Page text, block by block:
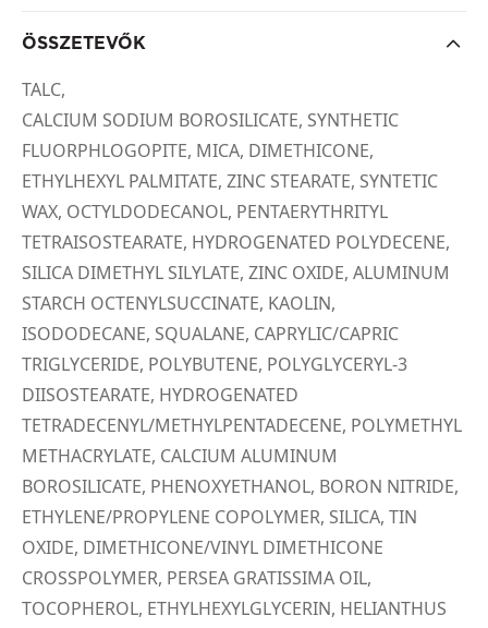
ÖSSZETEVŐK
TALC,
CALCIUM SODIUM BOROSILICATE, SYNTHETIC
FLUORPHLOGOPITE, MICA, DIMETHICONE,
ETHYLHEXYL PALMITATE, ZINC STEARATE, SYNTETIC
WAX, OCTYLDODECANOL, PENTAERYTHRITYL
TETRAISOSTEARATE, HYDROGENATED POLYDECENE,
SILICA DIMETHYL SILYLATE, ZINC OXIDE, ALUMINUM
STARCH OCTENYLSUCCINATE, KAOLIN,
ISODODECANE, SQUALANE, CAPRYLIC/CAPRIC
TRIGLYCERIDE, POLYBUTENE, POLYGLYCERYL-3
DIISOSTEARATE, HYDROGENATED
TETRADECENYL/METHYLPENTADECENE, POLYMETHYL
METHACRYLATE, CALCIUM ALUMINUM
BOROSILICATE, PHENOXYETHANOL, BORON NITRIDE,
ETHYLENE/PROPYLENE COPOLYMER, SILICA, TIN
OXIDE, DIMETHICONE/VINYL DIMETHICONE
CROSSPOLYMER, PERSEA GRATISSIMA OIL,
TOCOPHEROL, ETHYLHEXYLGLYCERIN, HELIANTHUS